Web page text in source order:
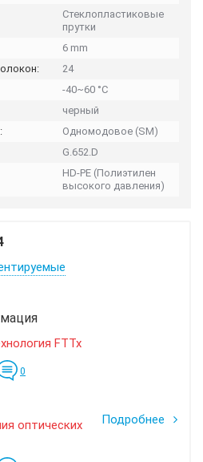
Cтеклопластиковые
прутки
6 mm
24
-40~60 °C
черный
Одномодовое (SM)
G.652.D
HD-PE (Полиэтилен
высокого давления)
FTTx
0
Подробнее
оптических